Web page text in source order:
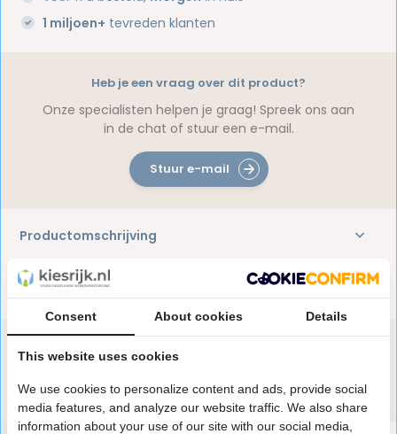
1 miljoen+ tevreden klanten
Productomschrijving
Reviews
Heb je een vraag over dit product?
Onze specialisten helpen je graag! Spreek ons aan
in de chat of stuur een e-mail.
Stuur e-mail
Speciaal aanbevolen voor jou
Consent About cookies Details
This website uses cookies
We use cookies to personalize content and ads, provide social
media features, and analyze our website traffic. We also share
information about your use of our site with our social media,